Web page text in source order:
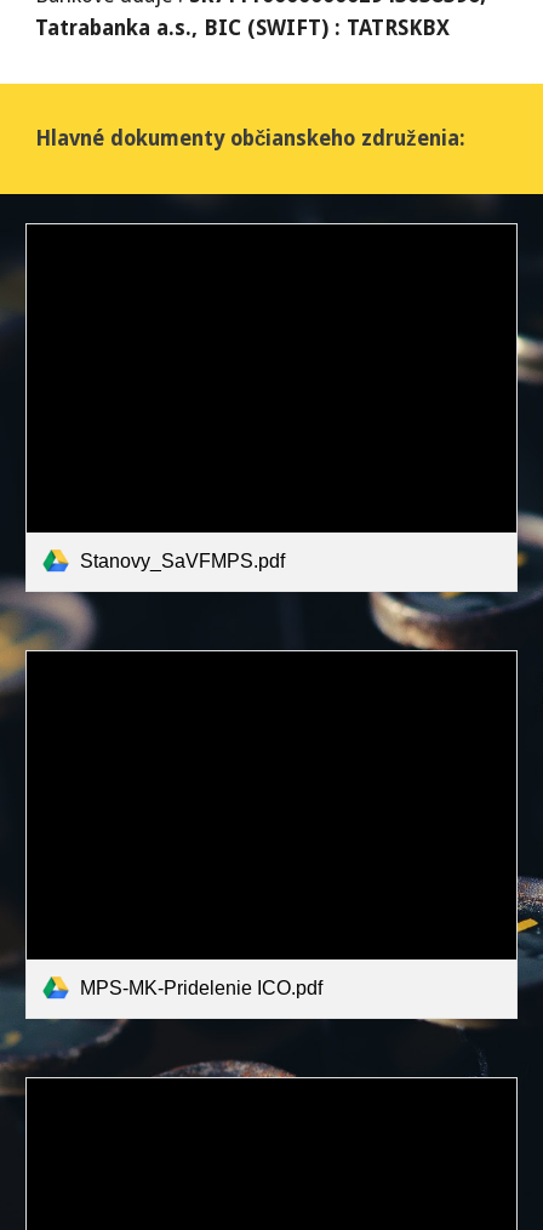
Tatrabanka a.s., BIC (SWIFT) : TATRSKBX
Hlavné dokumenty občianskeho združenia:
Stanovy_SaVFMPS.pdf
MPS-MK-Pridelenie ICO.pdf